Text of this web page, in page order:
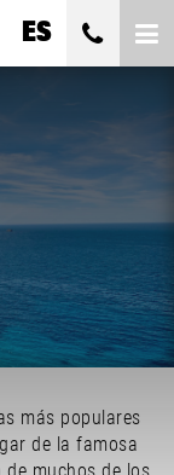
ES
más populares
de la famosa